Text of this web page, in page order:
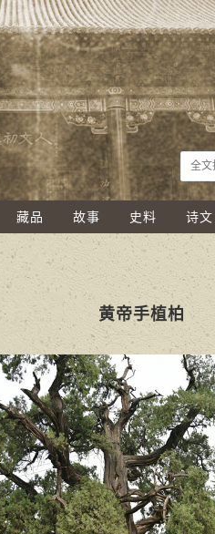
藏品 故事 史料 诗文
黄帝手植柏